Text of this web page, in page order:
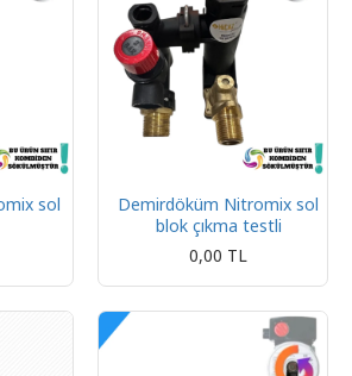
sol
Demirdöküm Nitromix sol
blok çıkma testli
0,00 TL